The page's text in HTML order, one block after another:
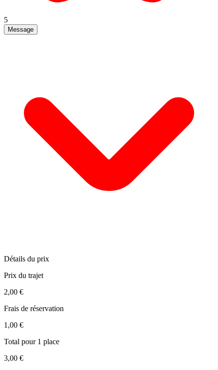
5
Message
Détails du prix
Prix du trajet
2,00 €
Frais de réservation
1,00 €
Total pour 1 place
3,00 €